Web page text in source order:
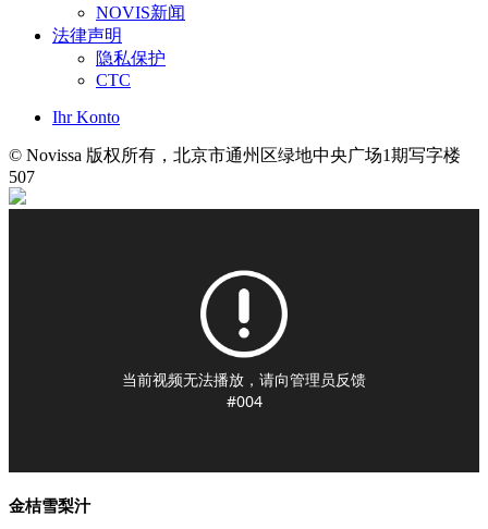
NOVIS新闻
法律声明
隐私保护
CTC
Ihr Konto
© Novissa 版权所有，北京市通州区绿地中央广场1期写字楼
507
当前视频无法播放，请向管理员反馈
#004
金桔雪梨汁